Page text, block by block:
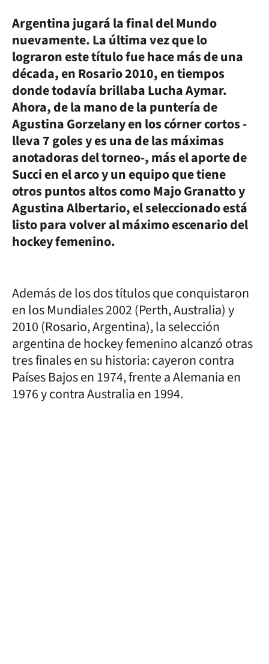
Argentina jugará la final del Mundo
nuevamente. La última vez que lo
lograron este título fue hace más de una
década, en Rosario 2010, en tiempos
donde todavía brillaba Lucha Aymar.
Ahora, de la mano de la puntería de
Agustina Gorzelany en los córner cortos -
lleva 7 goles y es una de las máximas
anotadoras del torneo-, más el aporte de
Succi en el arco y un equipo que tiene
otros puntos altos como Majo Granatto y
Agustina Albertario, el seleccionado está
listo para volver al máximo escenario del
hockey femenino.
Además de los dos títulos que conquistaron
en los Mundiales 2002 (Perth, Australia) y
2010 (Rosario, Argentina), la selección
argentina de hockey femenino alcanzó otras
tres finales en su historia: cayeron contra
Países Bajos en 1974, frente a Alemania en
1976 y contra Australia en 1994.